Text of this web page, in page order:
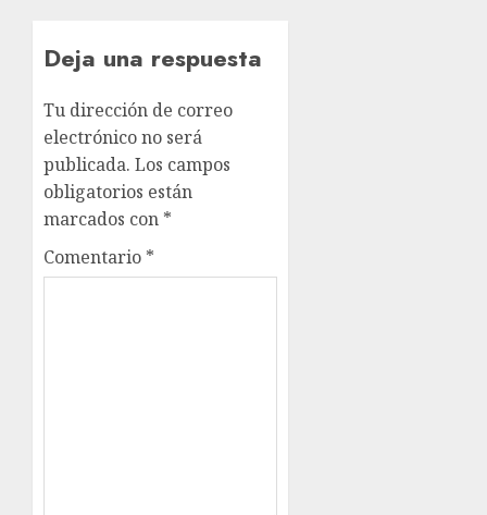
Deja una respuesta
Tu dirección de correo
electrónico no será
publicada. Los campos
obligatorios están
marcados con *
Comentario *